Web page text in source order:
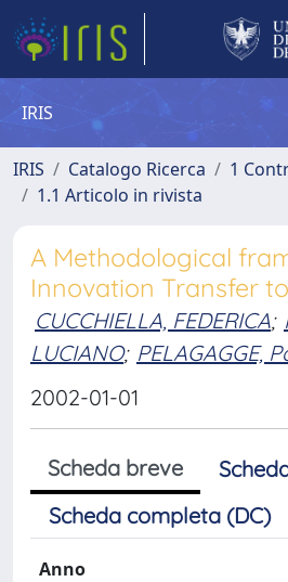
IRIS
IRIS Catalogo Ricerca
1
1.1 Articolo in rivista
A Methodological
Innovation Transfer to
CUCCHIELLA, FEDERICA;
LUCIANO; PELAGAGGE,
2002-01-01
Scheda breve
Scheda completa (DC)
Anno